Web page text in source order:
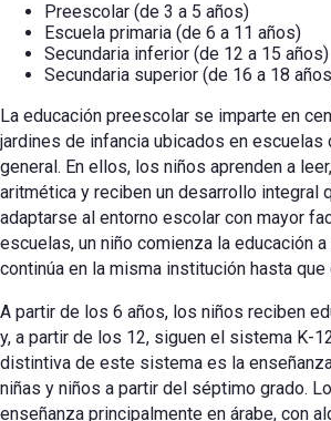
Preescolar (de 3 a 5 años)
Escuela primaria (de 6 a 11 años)
Secundaria inferior (de 12 a 15 años)
Secundaria superior (de 16 a 18
La educación preescolar se imparte en
jardines de infancia ubicados en escuelas
general. En ellos, los niños aprenden a
aritmética y reciben un desarrollo integral
adaptarse al entorno escolar con mayor
escuelas, un niño comienza la educación
continúa en la misma institución hasta que
A partir de los 6 años, los niños reciben
y, a partir de los 12, siguen el sistema K-
distintiva de este sistema es la
niñas y niños a partir del séptimo grado.
enseñanza principalmente en árabe, con